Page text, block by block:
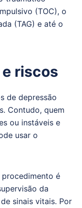
(TOC), o
(TAG) e até o
riscos
de depressão
Contudo, quem
ou instáveis ​​e
usar o
é
da
sinais vitais. Por